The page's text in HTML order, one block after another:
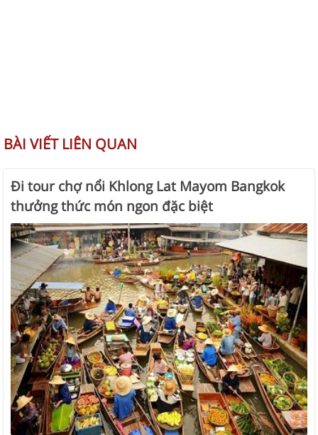
BÀI VIẾT LIÊN QUAN
Đi tour chợ nổi Khlong Lat Mayom Bangkok
thưởng thức món ngon đặc biệt